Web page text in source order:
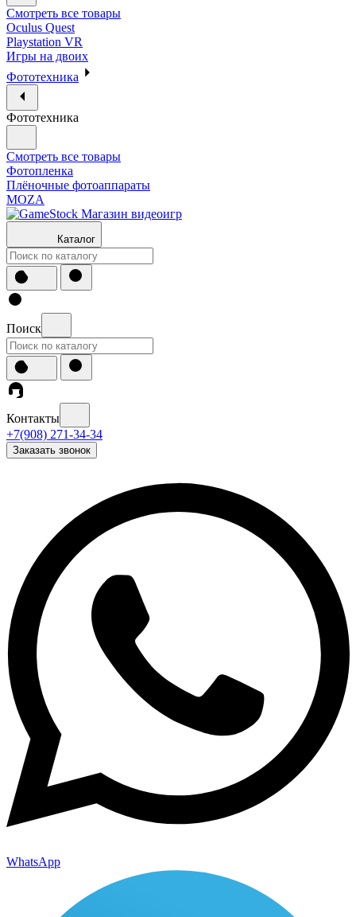
Смотреть все товары
Oculus Quest
Playstation VR
Игры на двоих
Фототехника
Фототехника
Смотреть все товары
Фотопленка
Плёночные фотоаппараты
MOZA
Каталог
Поиск
Контакты
+7(908) 271-34-34
Заказать звонок
WhatsApp